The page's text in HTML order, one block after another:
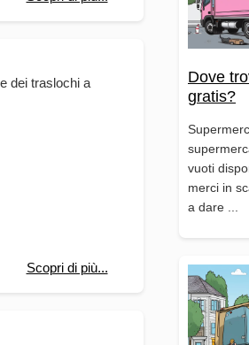
Dove
gratis?
vuoti
merci in
a dare ...
dei traslochi a
Scopri di più...